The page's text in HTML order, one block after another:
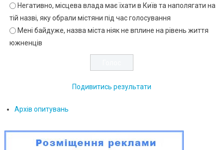
Негативно, місцева влада має їхати в Київ та наполягати на
тій назві, яку обрали містяни під час голосування
Мені байдуже, назва міста ніяк не вплине на рівень життя
южненців
Подивитись результати
Архів опитувань